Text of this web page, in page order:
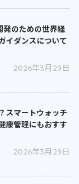
発のための世界経
イダンスについて
2026年3月29日
スマートウォッチ
康管理にもおすす
2026年3月29日